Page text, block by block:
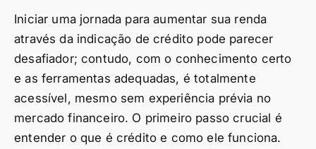
Iniciar uma jornada para aumentar sua renda
através da indicação de crédito pode parecer
desafiador; contudo, com o conhecimento certo
e as ferramentas adequadas, é totalmente
acessível, mesmo sem experiência prévia no
mercado financeiro. O primeiro passo crucial é
entender o que é crédito e como ele funciona.